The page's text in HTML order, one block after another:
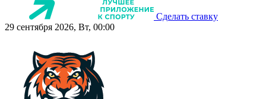
Сделать ставку
29 сентября 2026, Вт, 00:00